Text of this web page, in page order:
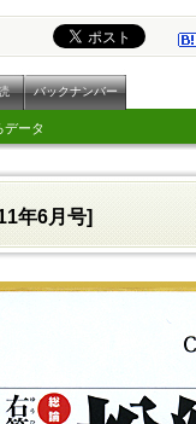
バックナンバー
データ
年6月号]